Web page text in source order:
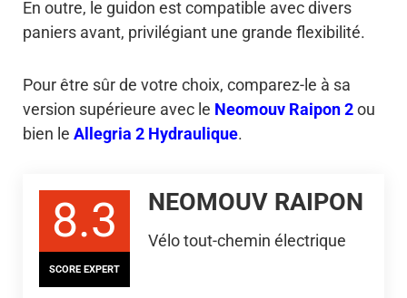
En outre, le guidon est compatible avec divers
paniers avant, privilégiant une grande flexibilité.
Pour être sûr de votre choix, comparez-le à sa
version supérieure avec le Neomouv Raipon 2ou
bien le Allegria 2 Hydraulique.
8.3
SCORE EXPERT
NEOMOUV RAIPON
Vélo tout-chemin électrique